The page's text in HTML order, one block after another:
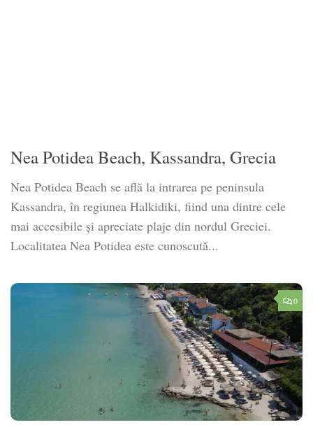
Nea Potidea Beach, Kassandra, Grecia
Nea Potidea Beach se află la intrarea pe peninsula
Kassandra, în regiunea Halkidiki, fiind una dintre cele
mai accesibile și apreciate plaje din nordul Greciei.
Localitatea Nea Potidea este cunoscută...
0